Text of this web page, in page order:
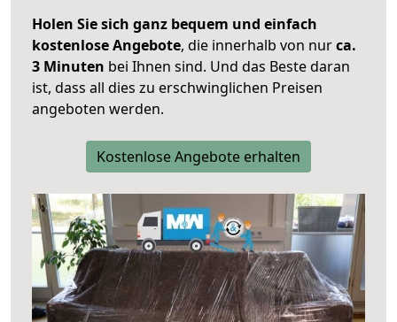
Holen Sie sich ganz bequem und einfach
kostenlose Angebote, die innerhalb von nurca.
3 Minuten bei Ihnen sind. Und das Beste daran
ist, dass all dies zu erschwinglichen Preisen
angeboten werden.
Kostenlose Angebote erhalten